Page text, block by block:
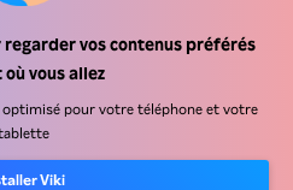
vos contenus préférés
vous allez
pour votre téléphone et votre
Viki